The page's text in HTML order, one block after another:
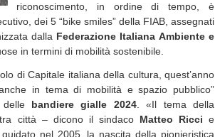
riconoscimento, in ordine di tempo, è
dei 5 “bike smiles” della FIAB, assegnati
dalla Federazione Italiana Ambiente e
in termini di mobilità sostenibile.
di Capitale italiana della cultura, quest’anno
in tema di mobilità e spazio pubblico”
bandiere gialle 2024. «Il tema della
città – dicono il sindaco Matteo Ricci e
nel 2005, la nascita della pionieristica